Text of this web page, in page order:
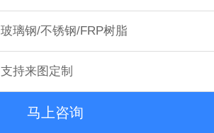
玻璃钢/不锈钢/FRP树脂
支持来图定制
多种颜色可选
马上咨询